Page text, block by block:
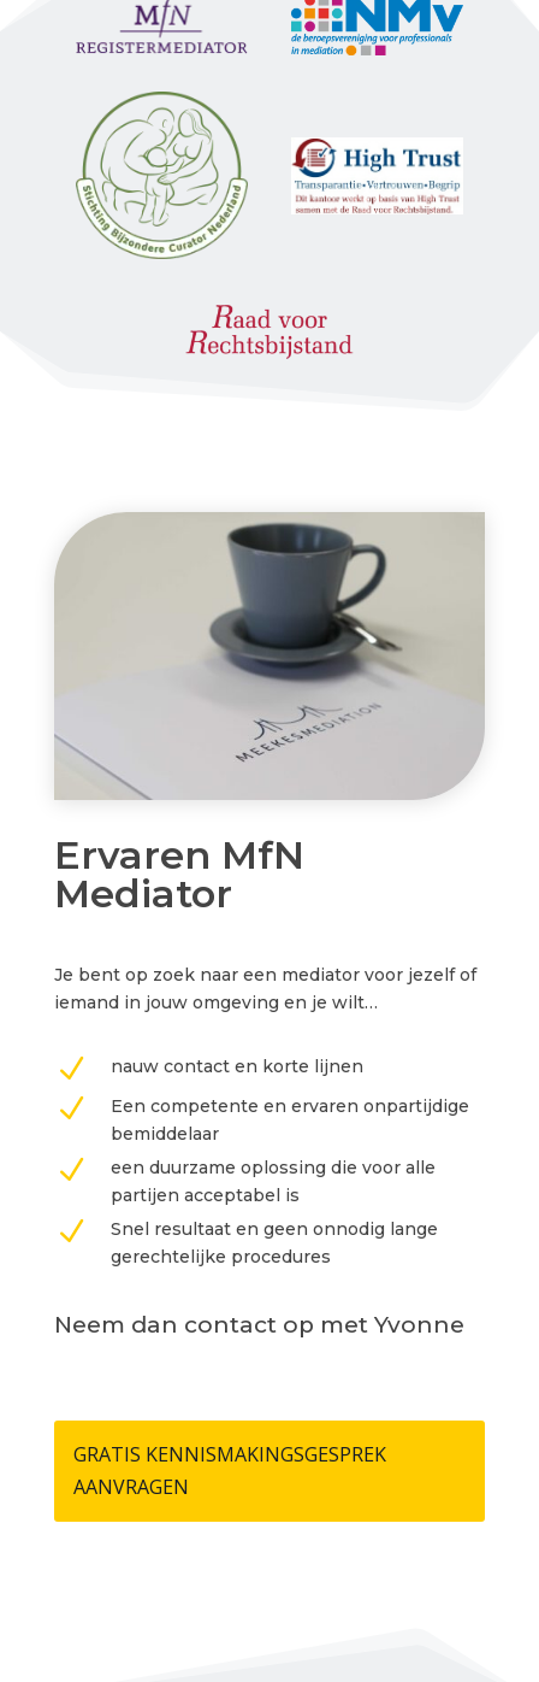
Ervaren MfN
Mediator
Je bent op zoek naar een mediator voor jezelf of
iemand in jouw omgeving en je wilt…
N nauw contact en korte lijnen
N
Een competente en ervaren onpartijdige
bemiddelaar
N
een duurzame oplossing die voor alle
partijen acceptabel is
N
Snel resultaat en geen onnodig lange
gerechtelijke procedures
Neem dan contact op met Yvonne
GRATIS KENNISMAKINGSGESPREK
AANVRAGEN